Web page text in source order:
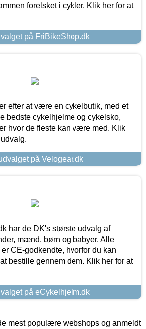
forelsket i cykler. Klik her for at
på FriBikeShop.dk
efter at være en cykelbutik, med et
bedste cykelhjelme og cykelsko,
hvor de fleste kan være med. Klik
på Velogear.dk
har de DK's største udvalg af
mænd, børn og babyer. Alle
CE-godkendte, hvorfor du kan
bestille gennem dem. Klik her for at
på eCykelhjelm.dk
mest populære webshops og anmeldt